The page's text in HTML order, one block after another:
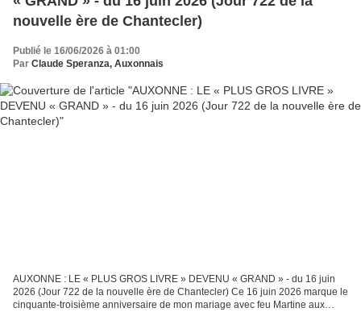
nouvelle ère de Chantecler)
Publié le 16/06/2026 à 01:00
Par Claude Speranza, Auxonnais
AUXONNE : LE « PLUS GROS LIVRE » DEVENU « GRAND » - du 16 juin
2026 (Jour 722 de la nouvelle ère de Chantecler) Ce 16 juin 2026 marque le
cinquante-troisième anniversaire de mon mariage avec feu Martine aux